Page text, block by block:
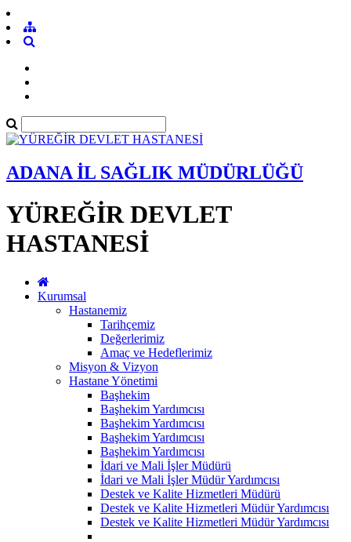
ADANA İL SAĞLIK MÜDÜRLÜĞÜ
YÜREĞİR DEVLET
HASTANESİ
Kurumsal
Hastanemiz
Tarihçemiz
Değerlerimiz
Amaç ve Hedeflerimiz
Misyon & Vizyon
Hastane Yönetimi
Başhekim
Başhekim Yardımcısı
Başhekim Yardımcısı
Başhekim Yardımcısı
Başhekim Yardımcısı
İdari ve Mali İşler Müdürü
İdari ve Mali İşler Müdür Yardımcısı
Destek ve Kalite Hizmetleri Müdürü
Destek ve Kalite Hizmetleri Müdür Yardımcısı
Destek ve Kalite Hizmetleri Müdür Yardımcısı